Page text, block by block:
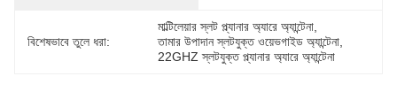
বিশেষভাবে তুলে ধরা:
মাল্টিলেয়ার স্লট প্ল্যানার অ্যারে অ্যান্টেনা
তামার উপাদান স্লটযুক্ত ওয়েভগাইড অ্যান্টেনা
22GHZ স্লটযুক্ত প্ল্যানার অ্যারে অ্যান্টেনা